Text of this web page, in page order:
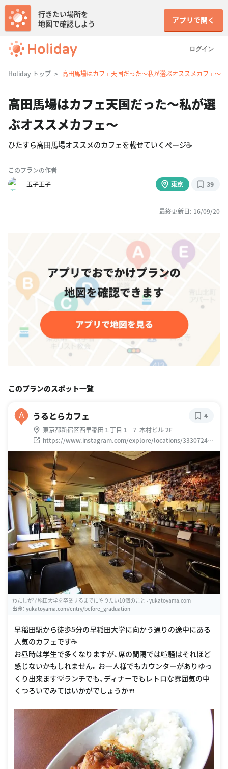
ログイン
行きたい場所を
地図で確認しよう
アプリで開く
Holiday トップ 高田馬場はカフェ天国だった〜私が選ぶオススメカフェ〜
高田馬場はカフェ天国だった〜私が選
ぶオススメカフェ〜
ひたすら高田馬場オススメのカフェを載せていくページ☕️
このプランの作者
玉子王子
東京 39
最終更新日: 16/09/20
このプランのスポット一覧
A うるとらカフェ
東京都新宿区西早稲田１丁目１−７ 木村ビル 2F
https://www.instagram.com/explore/locations/33307241
3
4
わたしが早稲田大学を卒業するまでにやりたい10個のこと - yukatoyama.com
出典： yukatoyama.com/entry/before_graduation
早稲田駅から徒歩5分の早稲田大学に向かう通りの途中にある
人気のカフェです☕️
お昼時は学生で多くなりますが、席の間隔では喧騒はそれほど
感じないかもしれません。お一人様でもカウンターがありゆっ
くり出来ます💡ランチでも、ディナーでもレトロな雰囲気の中
くつろいでみてはいかがでしょうか🍴